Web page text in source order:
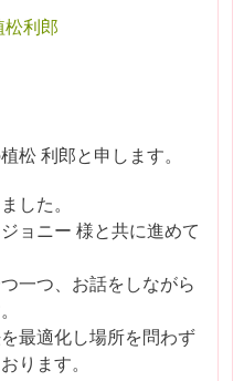
利郎
松 利郎と申します。
した。
ョニー 様と共に進めて
一つ、お話をしながら
最適化し場所を問わず
ります。